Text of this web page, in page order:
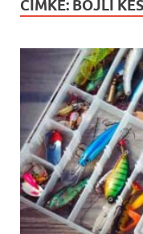
CÍMKE: BOJLI